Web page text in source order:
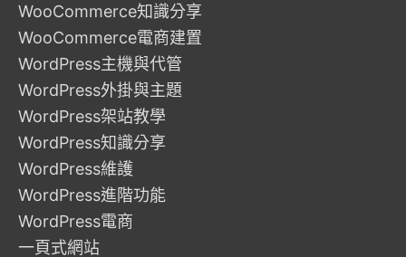
WooCommerce知識分享
WooCommerce電商建置
WordPress主機與代管
WordPress外掛與主題
WordPress架站教學
WordPress知識分享
WordPress維護
WordPress進階功能
WordPress電商
一頁式網站